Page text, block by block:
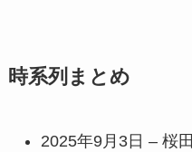
時系列まとめ
2025年9月3日 – 桜